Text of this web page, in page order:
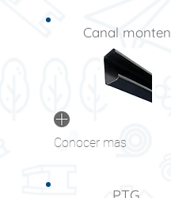
Canal monten
Conocer mas